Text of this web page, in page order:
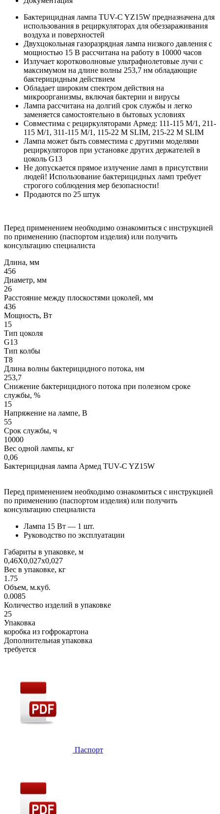
Бактерицидная лампа TUV-C YZ15W предназначена для
использования в рециркуляторах для обеззараживания
воздуха и поверхностей
Двухцокольная газоразрядная лампа низкого давления с
мощностью 15 В рассчитана на работу в 10000 часов
Излучает коротковолновые ультрафиолетовые лучи с
максимумом на длине волны 253,7 нм обладающие
бактерицидным действием
Обладает широким спектром действия на
микроорганизмы, включая бактерии и вирусы
Лампа рассчитана на долгий срок службы и легко
заменяется самостоятельно в бытовых условиях
Совместима с рециркуляторами Армед: 111-115 М/1, 211-
115 М/1, 311-115 М/1, 115-22 M SLIM, 215-22 M SLIM
Лампа может быть совместима с другими моделями
рециркуляторов при установке других держателей в
цоколь G13
Не допускается прямое излучение ламп в присутствии
людей! Использование бактерицидных ламп требует
строгого соблюдения мер безопасности!
Продаются по 25 штук
Перед применением необходимо ознакомиться с инструкцией
по применению (паспортом изделия) или получить
консультацию специалиста
Длина, мм
456
Диаметр, мм
26
Расстояние между плоскостями цоколей, мм
436
Мощность, Вт
15
Тип цоколя
G13
Тип колбы
T8
Длина волны бактерицидного потока, нм
253,7
Снижение бактерицидного потока при полезном сроке
службы, %
15
Напряжение на лампе, В
55
Срок службы, ч
10000
Вес одной лампы, кг
0,06
Бактерицидная лампа Армед TUV-C YZ15W
Перед применением необходимо ознакомиться с инструкцией
по применению (паспортом изделия) или получить
консультацию специалиста
Лампа 15 Вт — 1 шт.
Руководство по эксплуатации
Габариты в упаковке, м
0,46X0,027x0,027
Вес в упаковке, кг
1.75
Объем, м.куб.
0.0085
Количество изделий в упаковке
25
Упаковка
коробка из гофрокартона
Дополнительная упаковка
требуется
Паспорт